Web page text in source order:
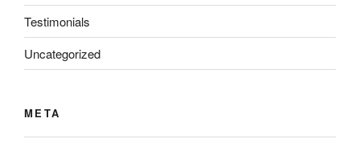
Testimonials
Uncategorized
META